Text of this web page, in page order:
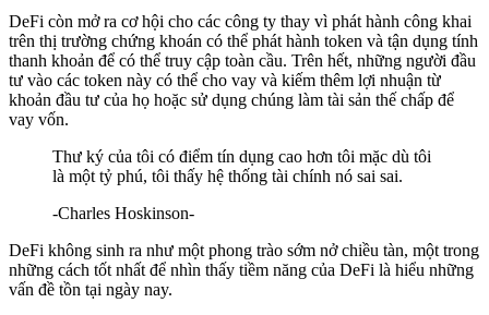
DeFi còn mở ra cơ hội cho các công ty thay vì phát hành công khai
trên thị trường chứng khoán có thể phát hành token và tận dụng tính
thanh khoản để có thể truy cập toàn cầu. Trên hết, những người đầu
tư vào các token này có thể cho vay và kiếm thêm lợi nhuận từ
khoản đầu tư của họ hoặc sử dụng chúng làm tài sản thế chấp để
vay vốn.
Thư ký của tôi có điểm tín dụng cao hơn tôi mặc dù tôi
là một tỷ phú, tôi thấy hệ thống tài chính nó sai sai.
-Charles Hoskinson-
DeFi không sinh ra như một phong trào sớm nở chiều tàn, một trong
những cách tốt nhất để nhìn thấy tiềm năng của DeFi là hiểu những
vấn đề tồn tại ngày nay.